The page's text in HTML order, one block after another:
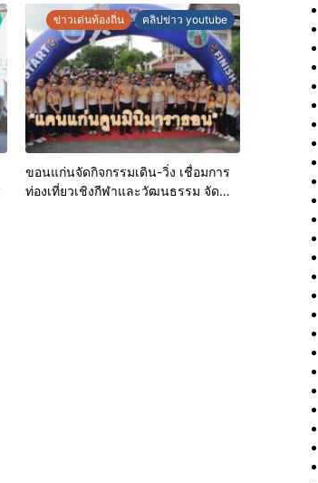
ข่าวเด่นท้องถิ่น คลิปข่าว youtube
ขอนแก่นจัดกิจกรรมเดิน-วิ่ง เชื่อมการ
ท่องเที่ยวเชิงกีฬาและวัฒนธรรม จัด